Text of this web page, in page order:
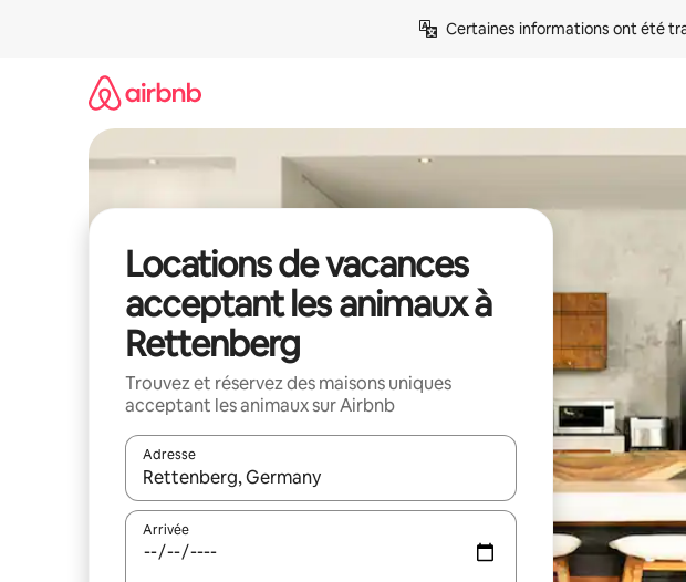
Certaines informations ont été
Locations de vacances
acceptant les animaux à
Rettenberg
Trouvez et réservez des maisons uniques
acceptant les animaux sur Airbnb
Adresse
Lorsque les résultats s'affichent, utilisez les flèches vers le haut et vers le
Arrivée